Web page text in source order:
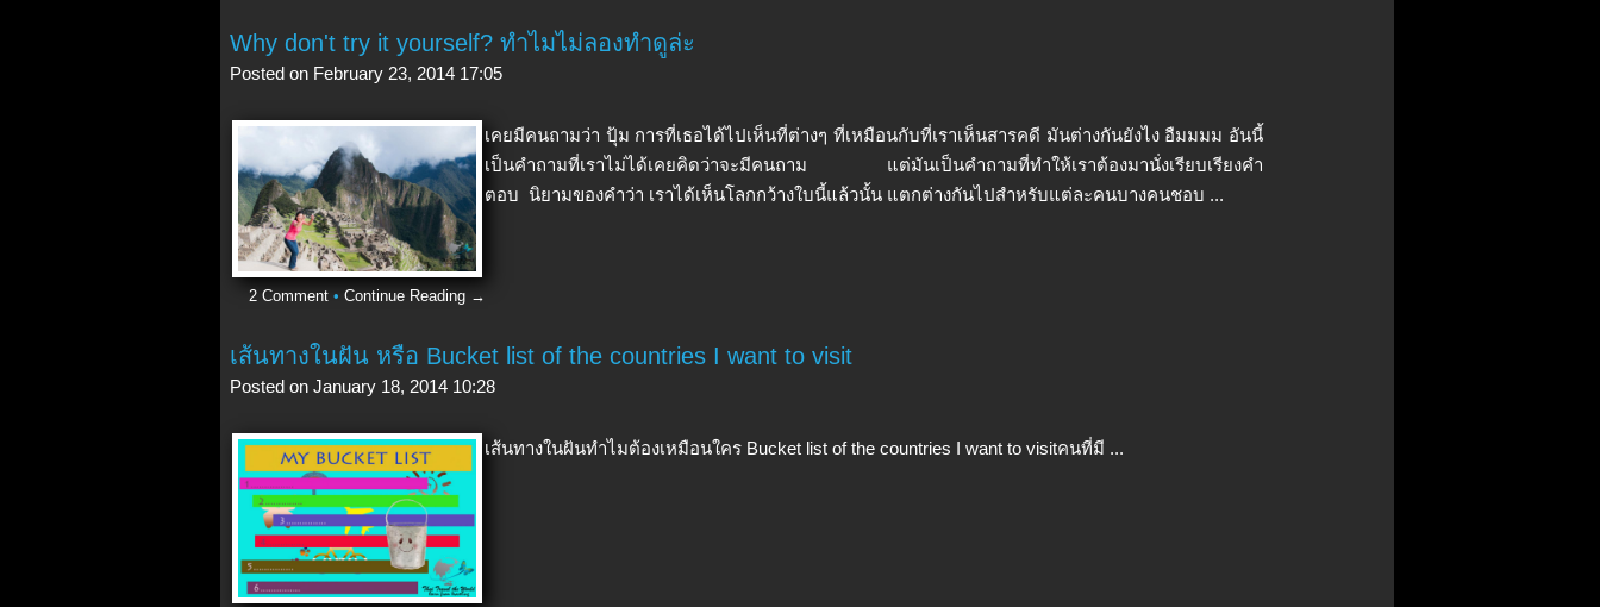
Why don't try it yourself? ทำไมไม่ลองทำดูล่ะ
Posted on February 23, 2014 17:05
เคยมีคนถามว่า ปุ้ม การที่เธอได้ไปเห็นที่ต่างๆ ที่เหมือนกับที่เราเห็นสารคดี มันต่างกันยังไง อืมมมม อันนี้
เป็นคำถามที่เราไม่ได้เคยคิดว่าจะมีคนถาม แต่มันเป็นคำถามที่ทำให้เราต้องมานั่งเรียบเรียงคำ
ตอบ นิยามของคำว่า เราได้เห็นโลกกว้างใบนี้แล้วนั้น แตกต่างกันไปสำหรับแต่ละคนบางคนชอบ ...
2 Comment • Continue Reading →
เส้นทางในฝัน หรือ Bucket list of the countries I want to visit
Posted on January 18, 2014 10:28
เส้นทางในฝันทำไมต้องเหมือนใคร Bucket list of the countries I want to visitคนที่มี ...